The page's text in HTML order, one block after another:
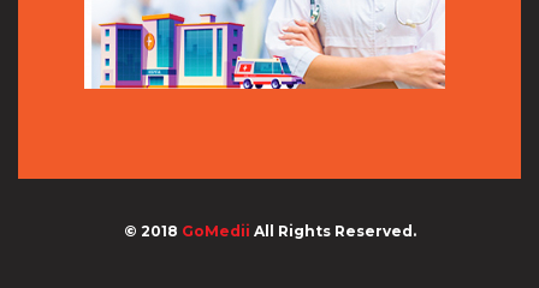
© 2018 GoMedii All Rights Reserved.